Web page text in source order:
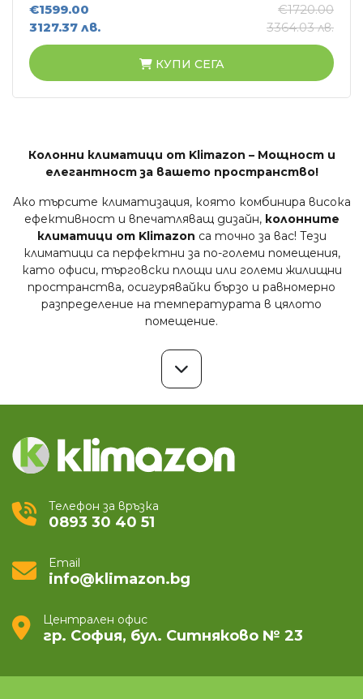
€1599.00
3127.37 лв.
€1720.00
3364.03 лв.
КУПИ СЕГА
Колонни климатици от Klimazon – Мощност и
елегантност за вашето пространство!
Ако търсите климатизация, която комбинира висока
ефективност и впечатляващ дизайн, колонните
климатици от Klimazon са точно за вас! Тези
климатици са перфектни за по-големи помещения,
като офиси, търговски площи или големи жилищни
пространства, осигурявайки бързо и равномерно
разпределение на температурата в цялото
помещение.
Предимства на колонните климатици от
Klimazon:
открити пространства.
Елегантен и модерен дизайн
да се впише хармонично във всяка обстановка.
Идеални за големи помещения
Изберетеколонен климатик от Klimazon
външен вид, който ще се съчетае перфектно с
вашето пространство!
Телефон за връзка
0893 30 40 51
Email
info@klimazon.bg
Централен офис
гр. София, бул. Ситняково № 23